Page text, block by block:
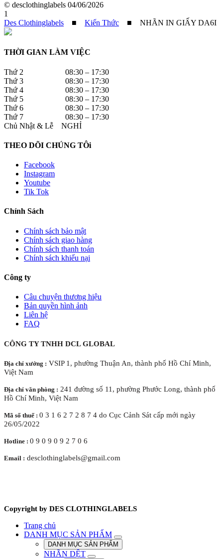
© desclothinglabels 04/06/2026
1
Des Clothinglabels ■ Kiến Thức ■ NHÃN IN GIẤY DA6I
THỜI GIAN LÀM VIỆC
Thứ 2 08:30 – 17:30
Thứ 3 08:30 – 17:30
Thứ 4 08:30 – 17:30
Thứ 5 08:30 – 17:30
Thứ 6 08:30 – 17:30
Thứ 7 08:30 – 17:30
Chủ Nhật & Lễ NGHỈ
THEO DÕI CHÚNG TÔi
Facebook
Instagram
Youtube
Tik Tok
Chính Sách
Chính sách bảo mật
Chính sách giao hàng
Chính sách thanh toán
Chính sách khiếu nại
Công ty
Câu chuyện thương hiệu
Bản quyền hình ảnh
Liên hệ
FAQ
CÔNG TY TNHH DCL GLOBAL
Địa chỉ xưởng : VSIP 1, phường Thuận An, thành phố Hồ Chí Minh,
Việt Nam
Địa chỉ văn phòng : 241 đường số 11, phường Phước Long, thành phố
Hồ Chí Minh, Việt Nam
Mã số thuế : 0 3 1 6 2 7 2 8 7 4 do Cục Cảnh Sát cấp mới ngày
26/05/2022
Hotline : 0 9 0 9 0 9 2 7 0 6
Email : desclothinglabels@gmail.com
Copyright by DES CLOTHINGLABELS
Trang chủ
DANH MỤC SẢN PHẨM
DANH MỤC SẢN PHẨM
NHÃN DỆT